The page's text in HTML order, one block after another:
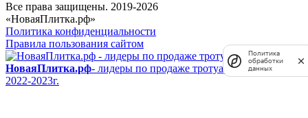
Все права защищены. 2019-2026
«НоваяПлитка.рф»
Политика конфиденциальности
Правила пользования сайтом
НоваяПлитка.рф- лидеры по продаже тротуарной плиты
2022-2023г.
Политика
обработки
данных